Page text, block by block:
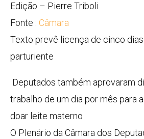
Edição – Pierre Triboli
Fonte : Câmara
Texto prevê licença de cinco dias
parturiente
Deputados também aprovaram
trabalho de um dia por mês para
doar leite materno
O Plenário da Câmara dos